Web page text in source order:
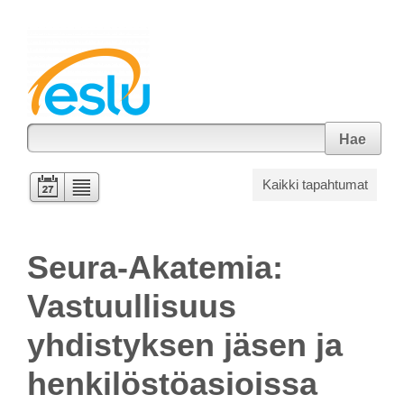
Hae
Kaikki tapahtumat
Seura-Akatemia:
Vastuullisuus
yhdistyksen jäsen ja
henkilöstöasioissa